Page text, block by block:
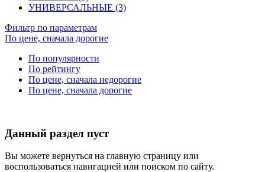
УНИВЕРСАЛЬНЫЕ (3)
Фильтр по параметрам
По цене, сначала дорогие
По популярности
По рейтингу
По цене, сначала недорогие
По цене, сначала дорогие
Данный раздел пуст
Вы можете вернуться на главную страницу или
воспользоваться навигацией или поиском по сайту.